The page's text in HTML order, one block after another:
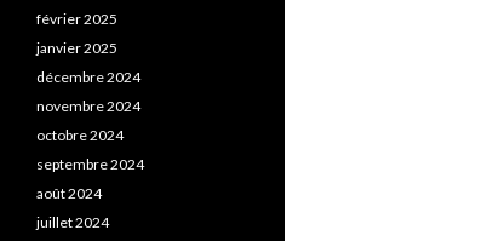
février 2025
janvier 2025
décembre 2024
novembre 2024
octobre 2024
septembre 2024
août 2024
juillet 2024